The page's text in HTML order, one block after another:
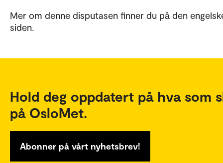
Mer om denne disputasen finner du på den
siden.
Hold deg oppdatert på hva som
på OsloMet.
Abonner på vårt nyhetsbrev!